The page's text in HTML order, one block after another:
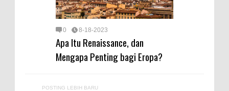
0 8-18-2023
Apa Itu Renaissance, dan
Mengapa Penting bagi Eropa?
POSTING LEBIH BARU